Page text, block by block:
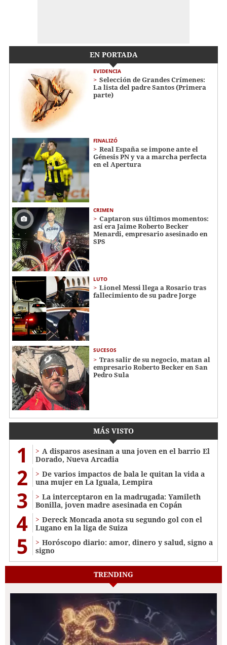
EN PORTADA
EVIDENCIA
Selección de Grandes Crímenes:
La lista del padre Santos (Primera
parte)
FINALIZÓ
Real España se impone ante el
Génesis PN y va a marcha perfecta
en el Apertura
CRIMEN
Captaron sus últimos momentos:
así era Jaime Roberto Becker
Menardi​​​, empresario asesinado en
SPS
LUTO
Lionel Messi llega a Rosario tras
fallecimiento de su padre Jorge
SUCESOS
Tras salir de su negocio, matan al
empresario Roberto Becker en San
Pedro Sula
MÁS VISTO
1
A disparos asesinan a una joven en el barrio El
Dorado, Nueva Arcadia
2
De varios impactos de bala le quitan la vida a
una mujer en La Iguala, Lempira
3
La interceptaron en la madrugada: Yamileth
Bonilla, joven madre asesinada en Copán
4
Dereck Moncada anota su segundo gol con el
Lugano en la liga de Suiza
5
Horóscopo diario: amor, dinero y salud, signo a
signo
TRENDING